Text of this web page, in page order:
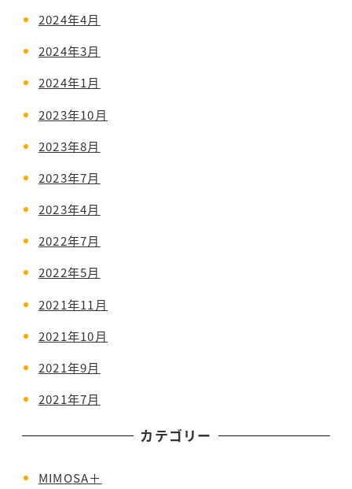
2024年4月
2024年3月
2024年1月
2023年10月
2023年8月
2023年7月
2023年4月
2022年7月
2022年5月
2021年11月
2021年10月
2021年9月
2021年7月
カテゴリー
MIMOSA＋